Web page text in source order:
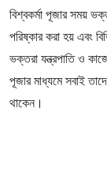
বিশ্বকর্মা পূজার সময়
পরিষ্কার করা হয় এবং
ভক্তরা যন্ত্রপাতি ও
পূজার মাধ্যমে সবাই
থাকেন।